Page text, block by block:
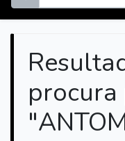
procura